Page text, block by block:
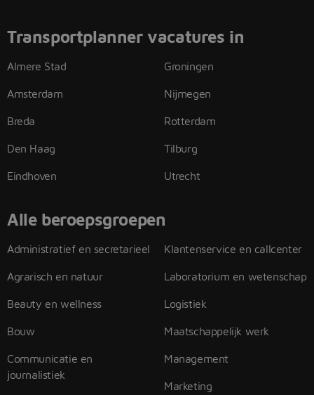
Transportplanner vacatures in
Almere Stad
Amsterdam
Breda
Den Haag
Eindhoven
Groningen
Nijmegen
Rotterdam
Tilburg
Utrecht
Alle beroepsgroepen
Administratief en secretarieel
Agrarisch en natuur
Beauty en wellness
Bouw
Communicatie en
journalistiek
Klantenservice en callcenter
Laboratorium en wetenschap
Logistiek
Maatschappelijk werk
Management
Marketing